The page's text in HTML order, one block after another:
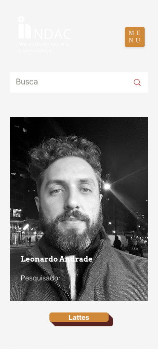
ME
NU
Leonardo Andrade
Pesquisador
Lattes